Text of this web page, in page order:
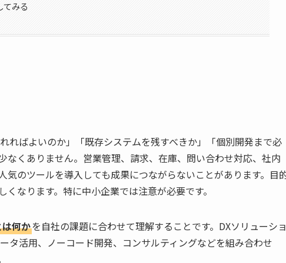
てみる
ればよいのか」「既存システムを残すべきか」「個別開発まで必
なくありません。営業管理、請求、在庫、問い合わせ対応、社内
気のツールを導入しても成果につながらないことがあります。目
なります。特に中小企業では注意が必要です。
何かを自社の課題に合わせて理解することです。DXソリューシ
タ活用、ノーコード開発、コンサルティングなどを組み合わせ